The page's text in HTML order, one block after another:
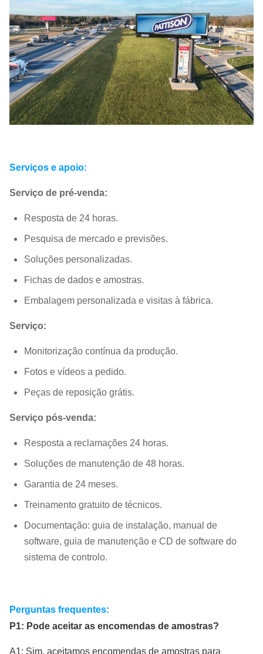
Temperatura
operacional:
-
Humidade de
funcionamento:
10% a 90%
Serviços e apoio:
Serviço de pré-venda:
Resposta de 24 horas.
Pesquisa de mercado e previsões.
Soluções personalizadas.
Fichas de dados e amostras.
Embalagem personalizada e visitas à fábrica.
Serviço:
Monitorização contínua da produção.
Fotos e vídeos a pedido.
Peças de reposição grátis.
Serviço pós-venda:
Resposta a reclamações 24 horas.
Soluções de manutenção de 48 horas.
Garantia de 24 meses.
Treinamento gratuito de técnicos.
Documentação: guia de instalação, manual de
software, guia de manutenção e CD de software do
sistema de controlo.
Perguntas frequentes:
P1: Pode aceitar as encomendas de amostras?
A1: Sim, aceitamos encomendas de amostras para